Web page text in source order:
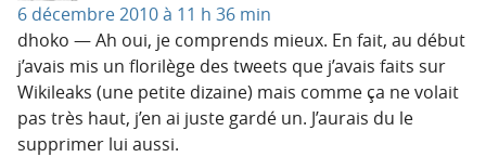
6 décembre 2010 à 11 h 36 min
dhoko — Ah oui, je comprends mieux. En fait, au début
j’avais mis un florilège des tweets que j’avais faits sur
Wikileaks (une petite dizaine) mais comme ça ne volait
pas très haut, j’en ai juste gardé un. J’aurais du le
supprimer lui aussi.